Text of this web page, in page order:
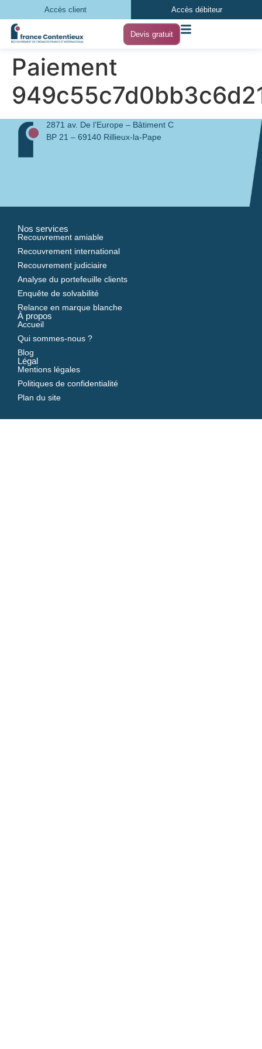
Accès client Accès débiteur
Devis gratuit
Paiement
2871 av. De l’Europe – Bâtiment C
BP 21 – 69140 Rillieux-la-Pape
Nos services
Recouvrement amiable
Recouvrement international
Recouvrement judiciaire
Analyse du portefeuille clients
Enquête de solvabilité
Relance en marque blanche
À propos
Accueil
Qui sommes-nous ?
Blog
Légal
Mentions légales
Politiques de confidentialité
Plan du site